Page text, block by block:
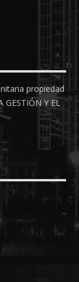
propiedad
GESTIÓN Y EL